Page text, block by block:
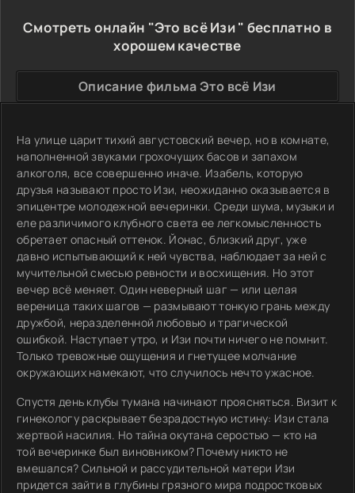
Смотреть онлайн "Это всё Изи " бесплатно в
хорошем качестве
Описание фильма Это всё Изи
На улице царит тихий августовский вечер, но в комнате,
наполненной звуками грохочущих басов и запахом
алкоголя, все совершенно иначе. Изабель, которую
друзья называют просто Изи, неожиданно оказывается в
эпицентре молодежной вечеринки. Среди шума, музыки и
еле различимого клубного света ее легкомысленность
обретает опасный оттенок. Йонас, близкий друг, уже
давно испытывающий к ней чувства, наблюдает за ней с
мучительной смесью ревности и восхищения. Но этот
вечер всё меняет. Один неверный шаг — или целая
вереница таких шагов — размывают тонкую грань между
дружбой, неразделенной любовью и трагической
ошибкой. Наступает утро, и Изи почти ничего не помнит.
Только тревожные ощущения и гнетущее молчание
окружающих намекают, что случилось нечто ужасное.
Спустя день клубы тумана начинают проясняться. Визит к
гинекологу раскрывает безрадостную истину: Изи стала
жертвой насилия. Но тайна окутана серостью — кто на
той вечеринке был виновником? Почему никто не
вмешался? Сильной и рассудительной матери Изи
придется зайти в глубины грязного мира подростковых